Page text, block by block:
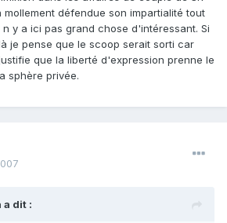
mollement défendue son impartialité tout
y a ici pas grand chose d'intéressant. Si
je pense que le scoop serait sorti car
que la liberté d'expression prenne le
sphère privée.
a dit :